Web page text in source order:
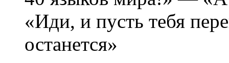
«Иди, и пусть тебя
останется»